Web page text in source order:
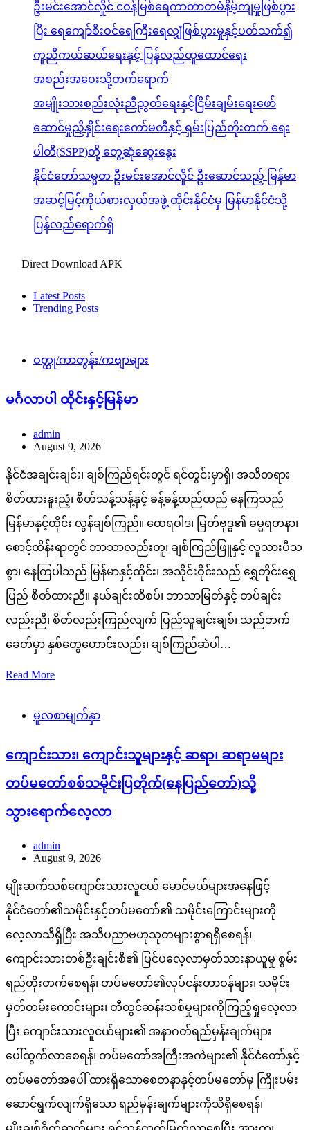
ဦးမင်းအောင်လှိုင် ငဝန်မြစ်ရေကာတာတမံနိမ့်ကျမှုဖြစ်ပွား
ပြီး ရေကျော်စီးဝင်ရေကြီးရေလျှံဖြစ်ပွားမှုနှင့်ပတ်သက်၍
ကူညီကယ်ဆယ်ရေးနှင့် ပြန်လည်ထူထောင်ရေး
အစည်းအဝေးသို့တက်ရောက်
အမျိုးသားစည်းလုံးညီညွတ်ရေးနှင့်ငြိမ်းချမ်းရေးဖော်
ဆောင်မှုညှိနှိုင်းရေးကော်မတီနှင့် ရှမ်းပြည်တိုးတက် ရေး
ပါတီ(SSPP)တို့ တွေ့ဆုံဆွေးနွေး
နိုင်ငံတော်သမ္မတ ဦးမင်းအောင်လှိုင် ဦးဆောင်သည့် မြန်မာ
အဆင့်မြင့်ကိုယ်စားလှယ်အဖွဲ့ ထိုင်းနိုင်ငံမှ မြန်မာနိုင်ငံသို့
ပြန်လည်ရောက်ရှိ
Direct Download APK
Latest Posts
Trending Posts
ဝတ္ထု/ကာတွန်း/ကဗျာများ
မင်္ဂလာပါ ထိုင်းနှင့်မြန်မာ
admin
August 9, 2026
နိုင်ငံအချင်းချင်း၊ ချစ်ကြည်ရင်းတွင် ရင်တွင်းမှာရှိ၊ အသိတရား
စိတ်ထားနူးညံ့၊ စိတ်သန့်သန့်နှင့် ခန့်ခန့်ထည်ထည် နေကြသည်
မြန်မာနှင့်ထိုင်း လွန်ချစ်ကြည်။ ထေရဝါဒ၊ မြတ်ဗုဒ္ဓ၏ ဓမ္မရတနာ၊
စောင့်ထိန်းရာတွင် ဘာသာလည်းတူ၊ ချစ်ကြည်ဖြူနှင့် လူသားပီသ
စွာ၊ နေကြပါသည် မြန်မာနှင့်ထိုင်း၊ အသိုင်းဝိုင်းသည် ရွှေတိုင်းရွှေ
ပြည် စိတ်ထားညီ။ နယ်ချင်းထိစပ်၊ ဘာသာမြတ်နှင့် တပ်ချင်း
လည်းညီ၊ စိတ်လည်းကြည်လျက် ပြည်သူချင်းချစ်၊ သည်ဘက်
ခေတ်မှာ နှစ်တွေဟောင်းလည်း၊ ချစ်ကြည်ဆဲပါ…
Read More
မူလစာမျက်နှာ
ကျောင်းသား၊ ကျောင်းသူများနှင့် ဆရာ၊ ဆရာမများ
တပ်မတော်စစ်သမိုင်းပြတိုက်(နေပြည်တော်)သို့
သွားရောက်လေ့လာ
admin
August 9, 2026
မျိုးဆက်သစ်ကျောင်းသားလူငယ် မောင်မယ်များအနေဖြင့်
နိုင်ငံတော်၏သမိုင်းနှင့်တပ်မတော်၏ သမိုင်းကြောင်းများကို
လေ့လာသိရှိပြီး အသိပညာဗဟုသုတများစွာရရှိစေရန်၊
ကျောင်းသားတစ်ဦးချင်းစီ၏ ပြင်ပလေ့လာမှတ်သားနာယူမှု စွမ်း
ရည်တိုးတက်စေရန်၊ တပ်မတော်၏လုပ်ငန်းတာဝန်များ၊ သမိုင်း
မှတ်တမ်းကောင်းများ၊ တီထွင်ဆန်းသစ်မှုများကိုကြည့်ရှုလေ့လာ
ပြီး ကျောင်းသားလူငယ်များ၏ အနာဂတ်ရည်မှန်းချက်များ
ပေါ်ထွက်လာစေရန်၊ တပ်မတော်အကြီးအကဲများ၏ နိုင်ငံတော်နှင့်
တပ်မတော်အပေါ် ထားရှိသောစေတနာနှင့်တပ်မတော်မှ ကြိုးပမ်း
ဆောင်ရွက်လျက်ရှိသော ရည်မှန်းချက်များကိုသိရှိစေရန်၊